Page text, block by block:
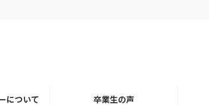
について 卒業生の声